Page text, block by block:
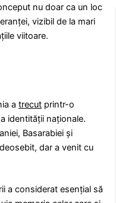
nu doar ca un loc
vizibil de la mari
viitoare.
a trecut printr-o
identității naționale.
Basarabiei și
dar a venit cu
a considerat esențial să